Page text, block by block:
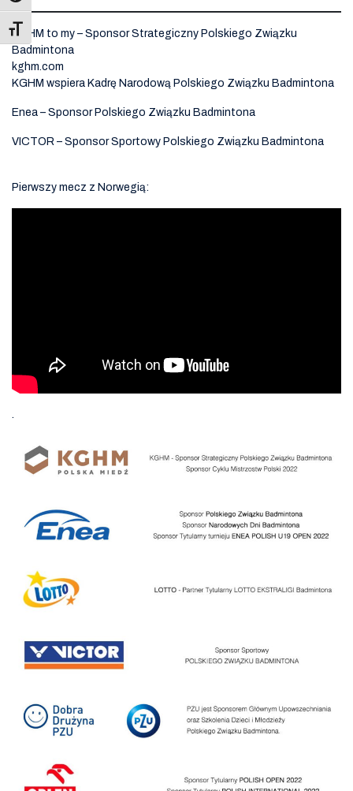
Toggle Font size
KGHM to my – Sponsor Strategiczny Polskiego Związku
Badmintona
kghm.com
KGHM wspiera Kadrę Narodową Polskiego Związku Badmintona
Enea – Sponsor Polskiego Związku Badmintona
VICTOR – Sponsor Sportowy Polskiego Związku Badmintona
Pierwszy mecz z Norwegią:
.